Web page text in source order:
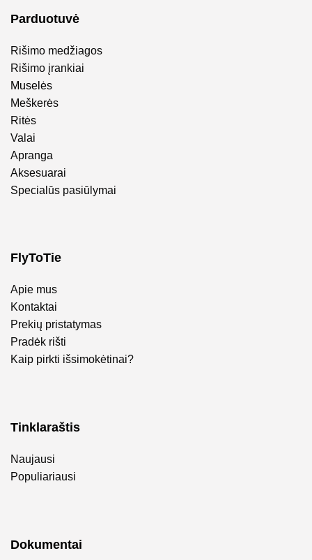
Parduotuvė
Rišimo medžiagos
Rišimo įrankiai
Muselės
Meškerės
Ritės
Valai
Apranga
Aksesuarai
Specialūs pasiūlymai
FlyToTie
Apie mus
Kontaktai
Prekių pristatymas
Pradėk rišti
Kaip pirkti išsimokėtinai?
Tinklaraštis
Naujausi
Populiariausi
Dokumentai